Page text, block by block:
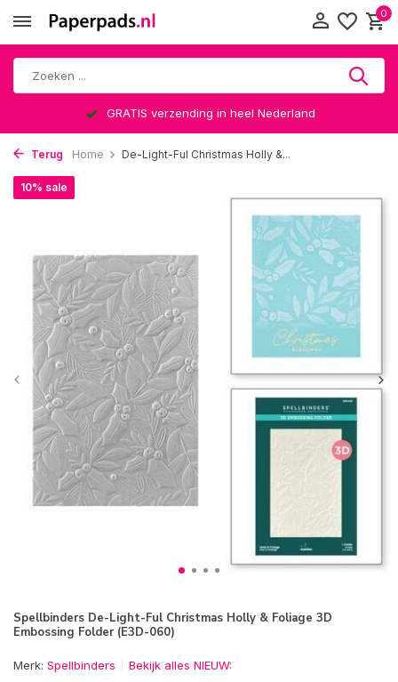
0
GRATIS verzending in heel Nederland
Terug Home De-Light-Ful Christmas Holly &...
Spellbinders De-Light-Ful Christmas Holly & Foliage 3D
Embossing Folder (E3D-060)
10% sale
Merk: Spellbinders Bekijk alles NIEUW: